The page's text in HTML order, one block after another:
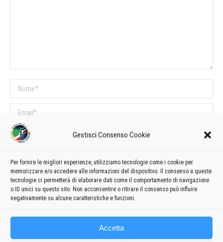
Gestisci Consenso Cookie
Per fornire le migliori esperienze, utilizziamo tecnologie come i cookie per
memorizzare e/o accedere alle informazioni del dispositivo. Il consenso a queste
tecnologie ci permetterà di elaborare dati come il comportamento di navigazione
o ID unici su questo sito. Non acconsentire o ritirare il consenso può influire
negativamente su alcune caratteristiche e funzioni.
Accetta
Nome *
Email *
Sito web
COMMENTI SUL POST
Questo sito utilizza Akismet per ridurre lo spam.Scopri come vengono
elaborati i dati derivati dai commenti.